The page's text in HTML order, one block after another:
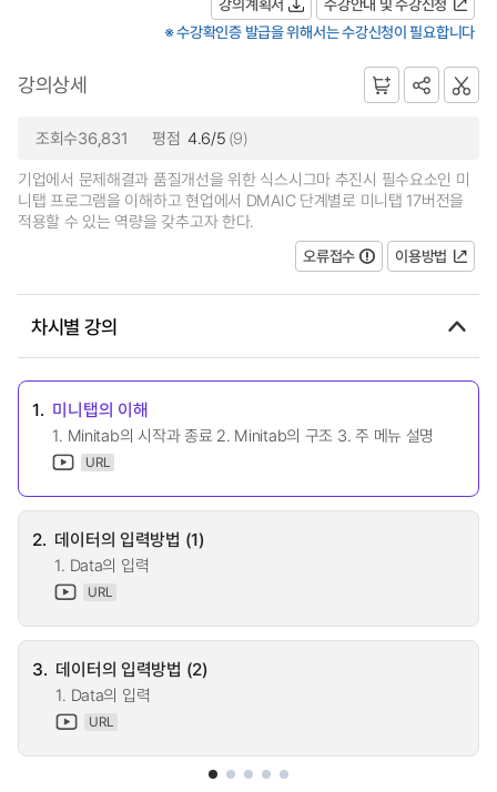
※ 수강확인증 발급을 위해서는 수강신청이 필요합니다
강의상세
조회수36,831 평점 4.6/5 (9)
기업에서 문제해결과 품질개선을 위한 식스시그마 추진시 필수요소인 미
니탭 프로그램을 이해하고 현업에서 DMAIC 단계별로 미니탭 17버전을
적용할 수 있는 역량을 갖추고자 한다.
오류접수
이용방법
차시별 강의
1. 미니탭의 이해
1. Minitab의 시작과 종료 2. Minitab의 구조 3. 주 메뉴 설명
URL
2. 데이터의 입력방법 (1)
1. Data의 입력
URL
3. 데이터의 입력방법 (2)
1. Data의 입력
URL